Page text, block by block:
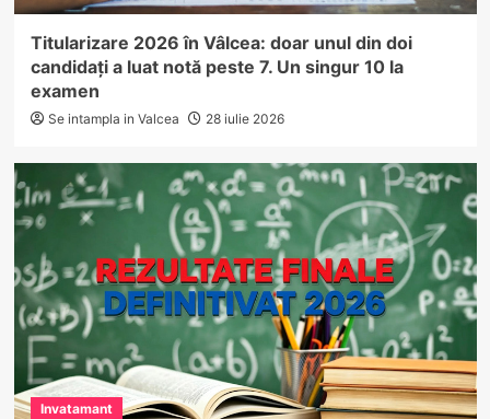
Titularizare 2026 în Vâlcea: doar unul din doi
candidați a luat notă peste 7. Un singur 10 la
examen
Se intampla in Valcea 28 iulie 2026
Invatamant